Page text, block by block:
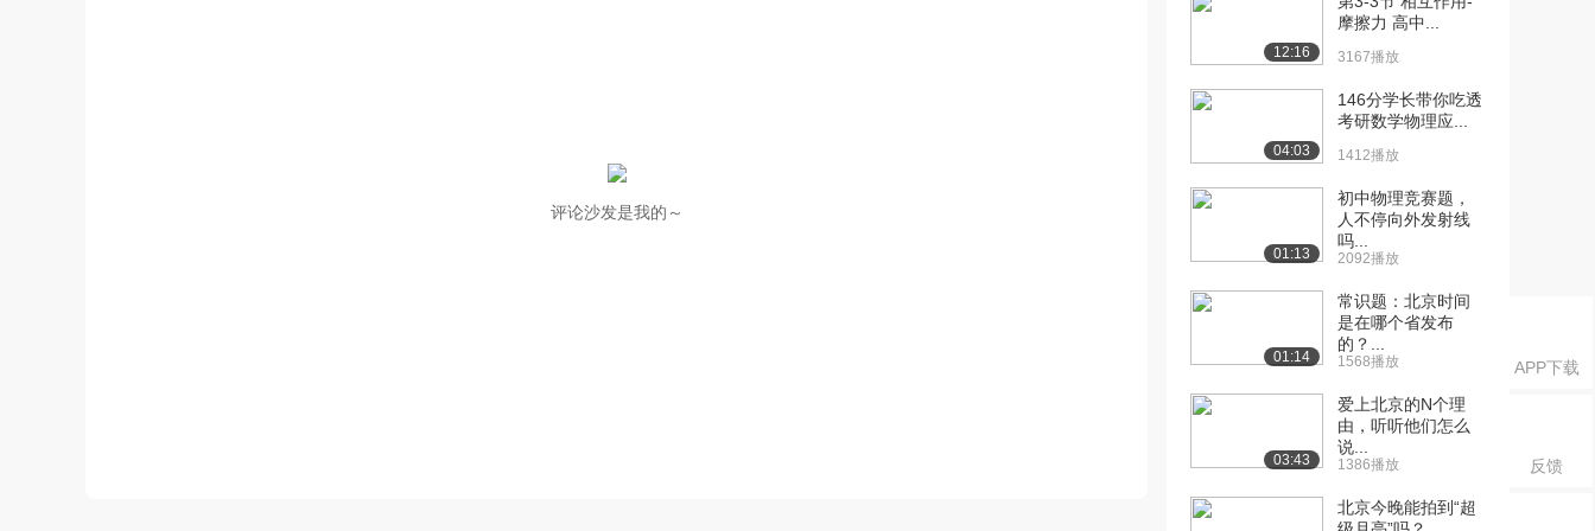
APP下载
反馈
评论沙发是我的～
12:16
摩擦力 高中...
3167播放
04:03
146分学长带你吃透
考研数学物理应...
1412播放
01:13
初中物理竞赛题，
人不停向外发射线
吗...
2092播放
01:14
常识题：北京时间
是在哪个省发布
的？...
1568播放
03:43
爱上北京的N个理
由，听听他们怎么
说...
1386播放
北京今晚能拍到“超